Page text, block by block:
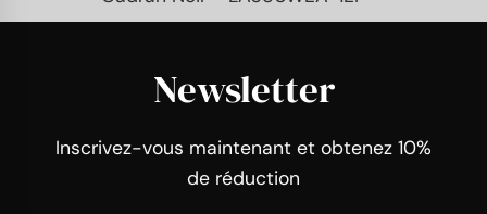
Newsletter
Inscrivez-vous maintenant et obtenez 10%
de réduction